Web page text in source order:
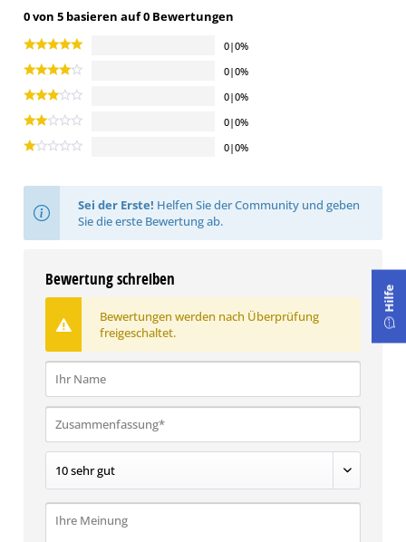
Pendelhärte nach König
ca. 197 s
Druckfestigkeit
ca. 89 N/mm
0 von 5 basieren auf 0 Bewertungen
0|0%
0|0%
0|0%
0|0%
0|0%
Sei der Erste! Helfen Sie der Community und geben
Sie die erste Bewertung ab.
Bewertung schreiben
Bewertungen werden nach Überprüfung
freigeschaltet.
Hilfe